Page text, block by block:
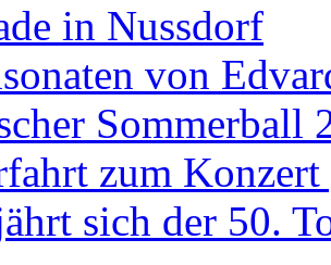
in Nussdorf
von
Sommerball
zum
sich der 50.